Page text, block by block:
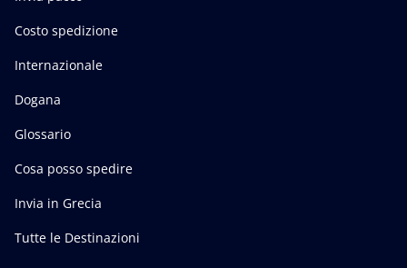
Costo spedizione
Internazionale
Dogana
Glossario
Cosa posso spedire
Invia in Grecia
Tutte le Destinazioni